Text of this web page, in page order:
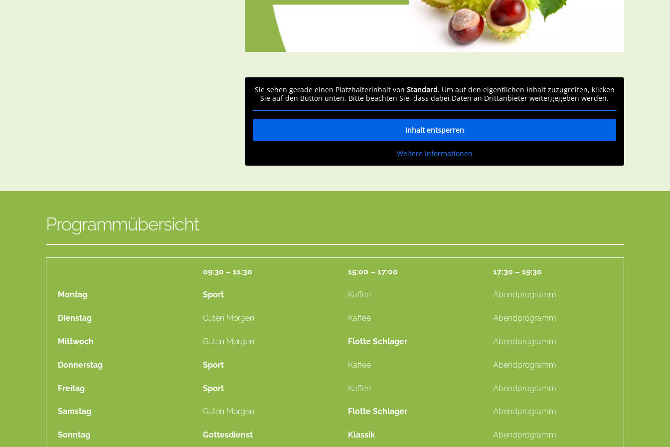
Sie sehen gerade einen Platzhalterinhalt von Standard. Um auf den eigentlichen Inhalt zuzugreifen, klicken
Sie auf den Button unten. Bitte beachten Sie, dass dabei Daten an Drittanbieter weitergegeben werden.
Inhalt entsperren
Weitere Informationen
Programmübersicht
09:30 – 11:30 15:00 – 17:00 17:30 – 19:30
Montag Sport Kaffee Abendprogramm
Dienstag Guten Morgen Kaffee Abendprogramm
Mittwoch Guten Morgen Flotte Schlager Abendprogramm
Donnerstag Sport Kaffee Abendprogramm
Freitag Sport Kaffee Abendprogramm
Samstag Guten Morgen Flotte Schlager Abendprogramm
Sonntag Gottesdienst Klassik Abendprogramm